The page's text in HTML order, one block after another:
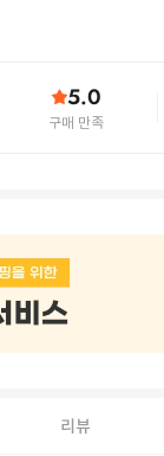
5.0
구매 만족
리뷰